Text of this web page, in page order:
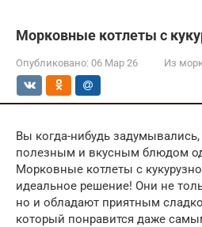
Морковные котлеты с
Опубликовано: 06 Мар 26 Из
Вы когда-нибудь
полезным и вкусным блюдом
Морковные котлеты с
идеальное решение! Они не
но и обладают приятным
который понравится даже